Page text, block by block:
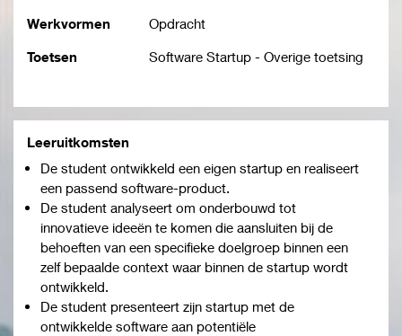
Werkvormen Opdracht
Toetsen Software Startup - Overige toetsing
Leeruitkomsten
De student ontwikkeld een eigen startup en realiseert
een passend software-product.
De student analyseert om onderbouwd tot
innovatieve ideeën te komen die aansluiten bij de
behoeften van een specifieke doelgroep binnen een
zelf bepaalde context waar binnen de startup wordt
ontwikkeld.
De student presenteert zijn startup met de
ontwikkelde software aan potentiële